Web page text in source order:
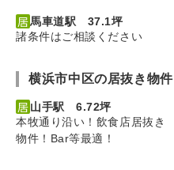
馬車道駅 37.1坪
諸条件はご相談ください
横浜市中区の居抜き物件
山手駅 6.72坪
本牧通り沿い！飲食店居抜き
物件！Bar等最適！